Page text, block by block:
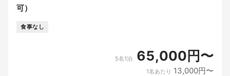
可）
食事なし
5名1泊 65,000円〜
1名あたり 13,000円〜